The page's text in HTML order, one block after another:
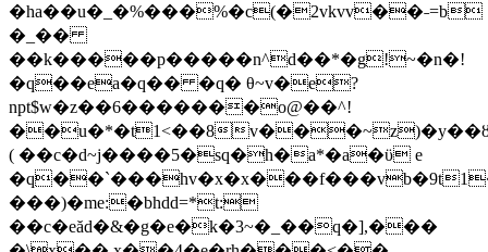
�ha��u�_�%���%�c(�2vkvv��˗=b
�_��
��k�����p�����n^d��*�g!~�n�!
�q��ea�q�� �q� θ~v�e?
npt$w�z��6�������o@��^!
��u�*�t1<��8
( ��c�d~j����5�sq�h�a*�a�ϋ e
���)�me:�bhdd=*t:
��c�eăd�&�g�e�k�3~�_��ԛ�],���